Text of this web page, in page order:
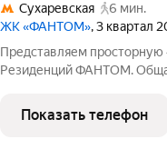
Сухаревская
6 мин.
ЖК «ФАНТОМ», 3 квартал
Представляем
Резиденций ФАНТОМ.
кухню-гостиную и
финишная отделка с
Показать телефон